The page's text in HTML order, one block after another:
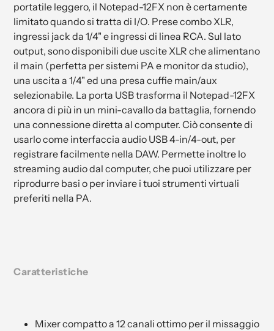
portatile leggero, il Notepad-12FX non è certamente
limitato quando si tratta di I/O. Prese combo XLR,
ingressi jack da 1/4" e ingressi di linea RCA. Sul lato
output, sono disponibili due uscite XLR che alimentano
il main (perfetta per sistemi PA e monitor da studio),
una uscita a 1/4" ed una presa cuffie main/aux
selezionabile. La porta USB trasforma il Notepad-12FX
ancora di più in un mini-cavallo da battaglia, fornendo
una connessione diretta al computer. Ciò consente di
usarlo come interfaccia audio USB 4-in/4-out, per
registrare facilmente nella DAW. Permette inoltre lo
streaming audio dal computer, che puoi utilizzare per
riprodurre basi o per inviare i tuoi strumenti virtuali
preferiti nella PA.
Caratteristiche
Mixer compatto a 12 canali ottimo per il missaggio